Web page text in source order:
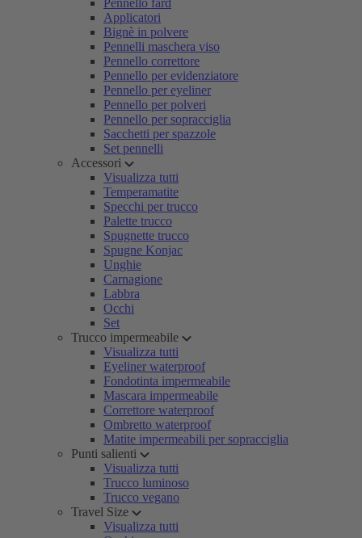
Pennello fard
Applicatori
Bignè in polvere
Pennelli maschera viso
Pennello correttore
Pennello per evidenziatore
Pennello per eyeliner
Pennello per polveri
Pennello per sopracciglia
Sacchetti per spazzole
Set pennelli
Accessori
Visualizza tutti
Temperamatite
Specchi per trucco
Palette trucco
Spugnette trucco
Spugne Konjac
Unghie
Carnagione
Labbra
Occhi
Set
Trucco impermeabile
Visualizza tutti
Eyeliner waterproof
Fondotinta impermeabile
Mascara impermeabile
Correttore waterproof
Ombretto waterproof
Matite impermeabili per sopracciglia
Punti salienti
Visualizza tutti
Trucco luminoso
Trucco vegano
Travel Size
Visualizza tutti